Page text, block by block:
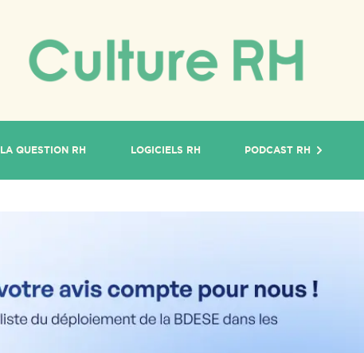
LA QUESTION RH LOGICIELS RH PODCAST RH